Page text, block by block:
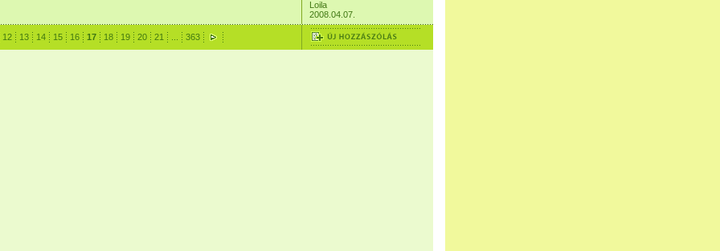
Loila
2008.04.07.
12 13 14 15 16 17 18 19 20 21 363